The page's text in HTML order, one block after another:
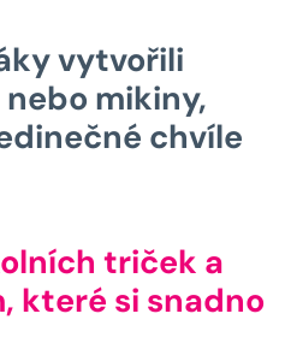
vytvořili
mikiny,
chvíle
triček a
které si snadno